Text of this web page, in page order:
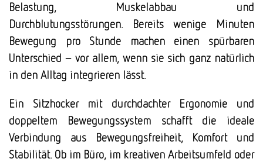
Belastung, Muskelabbau und
Durchblutungsstörungen. Bereits wenige Minuten
Bewegung pro Stunde machen einen spürbaren
Unterschied – vor allem, wenn sie sich ganz natürlich
in den Alltag integrieren lässt.
Ein Sitzhocker mit durchdachter Ergonomie und
doppeltem Bewegungssystem schafft die ideale
Verbindung aus Bewegungsfreiheit, Komfort und
Stabilität. Ob im Büro, im kreativen Arbeitsumfeld oder